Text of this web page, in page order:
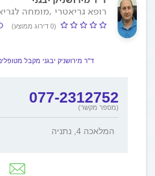
רופא גריאטרי ,מומחה
(0 דירוג ממוצע)
ד"ר מירושניק יבגני מקבל
077-2312752
(מספר מקשר)
המלאכה 4, נתניה